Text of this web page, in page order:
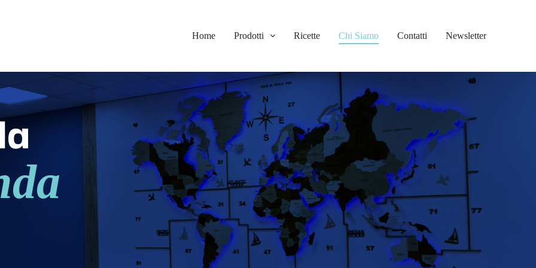
Home Prodotti Ricette Chi Siamo Contatti Newsletter